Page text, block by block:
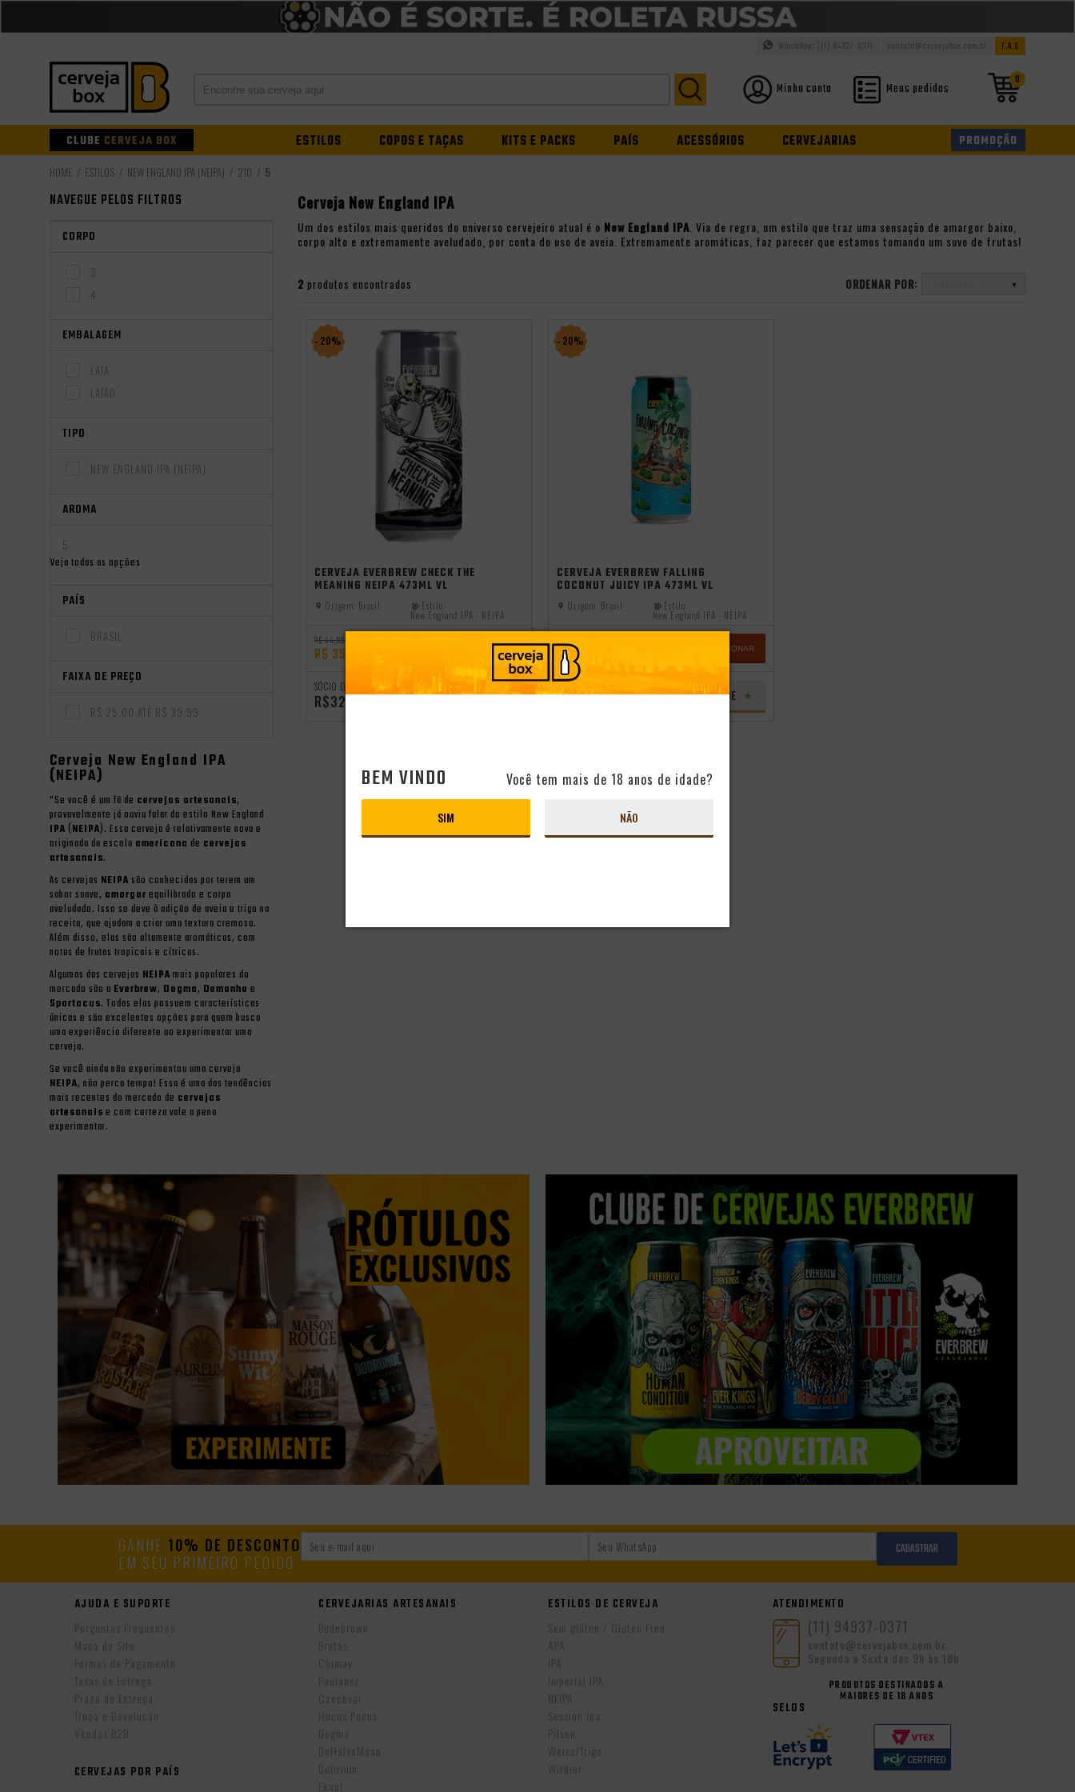
F.A.Q
contato@cervejabox.com.br
WhatsApp: (11) 94937-0371
0
Minha conta Meus pedidos
CLUBE CERVEJA BOX ESTILOS COPOS E TAÇAS KITS E PACKS PAÍS ACESSÓRIOS CERVEJARIAS PROMOÇÃO
ESTILOS NEW ENGLAND IPA (NEIPA) 210 5
NAVEGUE PELOS FILTROS
CORPO
3
4
EMBALAGEM
LATA
LATÃO
TIPO
NEW ENGLAND IPA (NEIPA)
AROMA
5
Veja todas as opções
PAÍS
BRASIL
FAIXA DE PREÇO
R$ 25,00 ATÉ R$ 39,99
Cerveja New England IPA
(NEIPA)
"Se você é um fã de cervejas artesanais,
provavelmente já ouviu falar do estilo New England
IPA (NEIPA). Essa cerveja é relativamente nova e
originada da escola americana de cervejas
artesanais.
As cervejas NEIPA são conhecidas por terem um
sabor suave, amargor equilibrado e corpo
aveludado. Isso se deve à adição de aveia e trigo na
receita, que ajudam a criar uma textura cremosa.
Além disso, elas são altamente aromáticas, com
notas de frutas tropicais e cítricas.
Algumas das cervejas NEIPA mais populares do
mercado são a Everbrew, Dogma, Demonho e
Spartacus. Todas elas possuem características
únicas e são excelentes opções para quem busca
uma experiência diferente ao experimentar uma
cerveja.
Se você ainda não experimentou uma cerveja
NEIPA, não perca tempo! Essa é uma das tendências
mais recentes do mercado de cervejas
artesanais e com certeza vale a pena
experimentar.
Cerveja New England IPA
Um dos estilos mais queridos do universo cervejeiro atual é o New England IPA . Via de regra, um estilo que traz uma sensação de amargor baixo,
corpo alto e extremamente aveludado, por conta do uso de aveia. Extremamente aromáticas, faz parecer que estamos tomando um suvo de frutas!
2 produtos encontrados ORDENAR POR:
- 20%
CERVEJA EVERBREW CHECK THE
MEANING NEIPA 473ML VL
Origem: Brasil Estilo:
New England IPA - NEIPA
R$ 44,99
R$ 35,99 ADICIONAR
SÓCIO DO CLUBE
R$32,39 CONHEÇA O CLUBE
- 20%
CERVEJA EVERBREW FALLING
COCONUT JUICY IPA 473ML VL
Origem: Brasil Estilo:
New England IPA - NEIPA
R$ 44,99
R$ 35,99 ADICIONAR
SÓCIO DO CLUBE CONHEÇA O CLUBE
GANHE 10% DE DESCONTO
EM SEU PRIMEIRO PEDIDO
CADASTRAR
AJUDA E SUPORTE
Perguntas Frequentes
Mapa do Site
Formas de Pagamento
Taxas de Entrega
Prazo de Entrega
Troca e Devolução
Vendas B2B
CERVEJAS POR PAÍS
CERVEJARIAS ARTESANAIS
Bodebrown
Brotas
Chimay
Paulaner
Czechvar
Hocus Pocus
Dogma
DeHalveMaan
Delirium
Ekaut
ESTILOS DE CERVEJA
Sem glúten / Gluten Free
APA
IPA
Imperial IPA
NEIPA
Session Ipa
Pilsen
Weiss/Trigo
Witbier
ATENDIMENTO
(11) 94937-0371
contato@cervejabox.com.br
Segunda a Sexta das 9h às 18h
PRODUTOS DESTINADOS A
MAIORES DE 18 ANOS
SELOS
BEM VINDO Você tem mais de 18 anos de idade?
SIM NÃO